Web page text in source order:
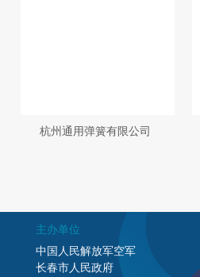
杭州通用弹簧有限公司
主办单位
中国人民解放军空军
长春市人民政府